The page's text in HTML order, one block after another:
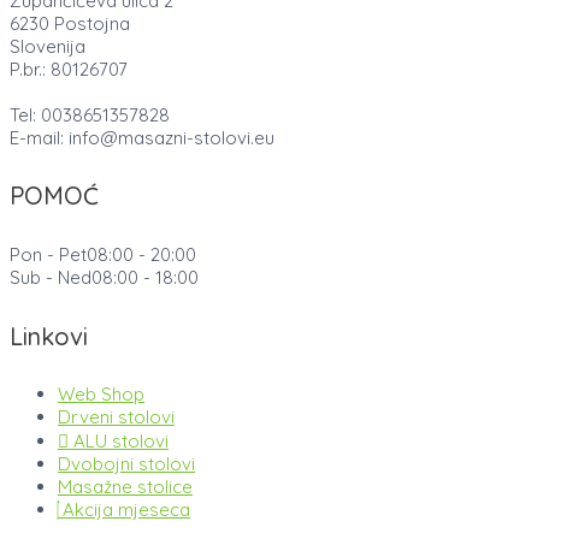
6230 Postojna
Slovenija
P.br.: 80126707
Tel: 0038651357828
E-mail: info@masazni-stolovi.eu
POMOĆ
Pon - Pet08:00 - 20:00
Sub - Ned08:00 - 18:00
Linkovi
Web Shop
Drveni stolovi
ALU stolovi
Dvobojni stolovi
Masažne stolice
Akcija mjeseca